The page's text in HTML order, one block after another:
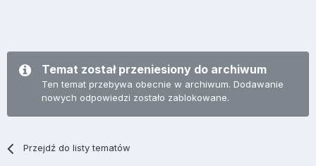
Temat został przeniesiony do archiwum
Ten temat przebywa obecnie w archiwum. Dodawanie
nowych odpowiedzi zostało zablokowane.
Przejdź do listy tematów